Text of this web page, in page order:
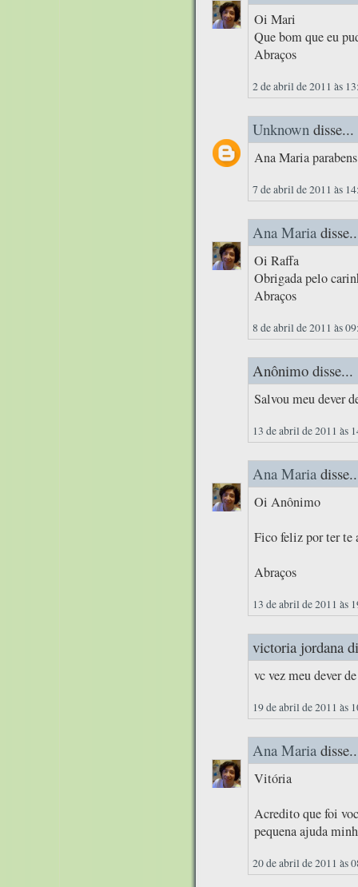
Oi Mari
Que bom que eu
Abraços
2 de abril de 2011 às
Unknown disse...
Ana Maria
7 de abril de 2011 às
Ana Maria
Oi Raffa
Obrigada pelo
Abraços
8 de abril de 2011 às
Anônimo disse...
Salvou meu dever
13 de abril de 2011 às
Ana Maria
Oi Anônimo
Fico feliz por ter te
Abraços
13 de abril de 2011 às
victoria jordana
vc vez meu dever
19 de abril de 2011 às
Ana Maria
Vitória
Acredito que foi
pequena ajuda
20 de abril de 2011 às